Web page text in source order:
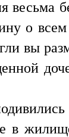
о
вы
в